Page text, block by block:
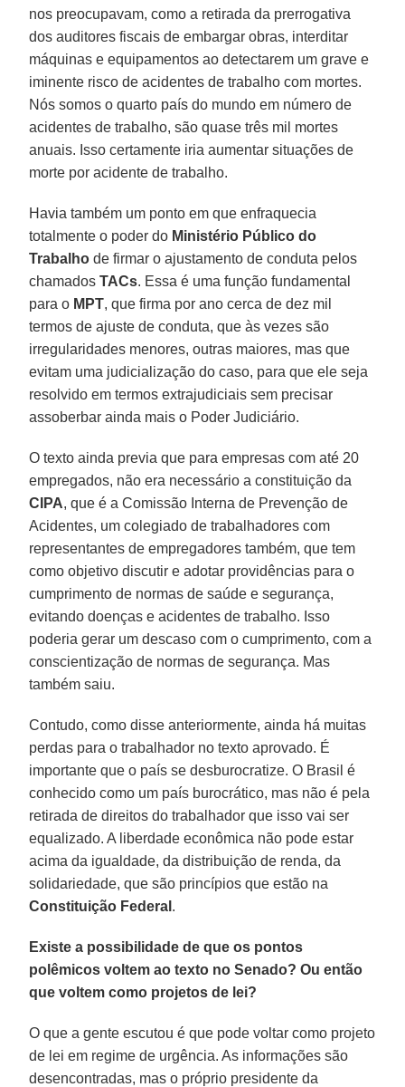
nos preocupavam, como a retirada da prerrogativa
dos auditores fiscais de embargar obras, interditar
máquinas e equipamentos ao detectarem um grave e
iminente risco de acidentes de trabalho com mortes.
Nós somos o quarto país do mundo em número de
acidentes de trabalho, são quase três mil mortes
anuais. Isso certamente iria aumentar situações de
morte por acidente de trabalho.
Havia também um ponto em que enfraquecia
totalmente o poder do Ministério Público do
Trabalho de firmar o ajustamento de conduta pelos
chamadosTACs. Essa é uma função fundamental
para o MPT, que firma por ano cerca de dez mil
termos de ajuste de conduta, que às vezes são
irregularidades menores, outras maiores, mas que
evitam uma judicialização do caso, para que ele seja
resolvido em termos extrajudiciais sem precisar
assoberbar ainda mais o Poder Judiciário.
O texto ainda previa que para empresas com até 20
empregados, não era necessário a constituição da
CIPA, que é a Comissão Interna de Prevenção de
Acidentes, um colegiado de trabalhadores com
representantes de empregadores também, que tem
como objetivo discutir e adotar providências para o
cumprimento de normas de saúde e segurança,
evitando doenças e acidentes de trabalho. Isso
poderia gerar um descaso com o cumprimento, com a
conscientização de normas de segurança. Mas
também saiu.
Contudo, como disse anteriormente, ainda há muitas
perdas para o trabalhador no texto aprovado. É
importante que o país se desburocratize. O Brasil é
conhecido como um país burocrático, mas não é pela
retirada de direitos do trabalhador que isso vai ser
equalizado. A liberdade econômica não pode estar
acima da igualdade, da distribuição de renda, da
solidariedade, que são princípios que estão na
Constituição Federal .
Existe a possibilidade de que os pontos
polêmicos voltem ao texto no Senado? Ou então
que voltem como projetos de lei?
O que a gente escutou é que pode voltar como projeto
de lei em regime de urgência. As informações são
desencontradas, mas o próprio presidente da